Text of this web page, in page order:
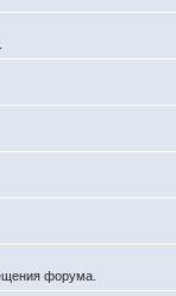
форума.